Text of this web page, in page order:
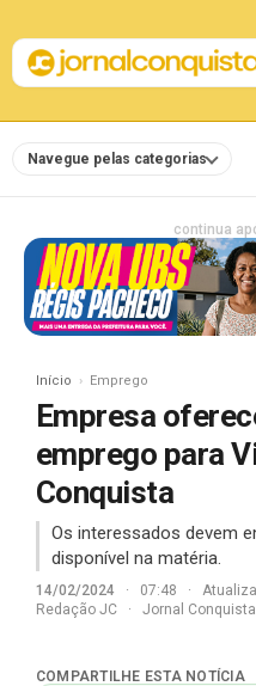
Navegue pelas categorias
continua
Início Emprego
Empresa
emprego para
Conquista
Os interessados devem
disponível na matéria.
14/02/2024 · 07:48 ·
Redação JC
· Jornal Conquista
COMPARTILHE ESTA NOTÍCIA